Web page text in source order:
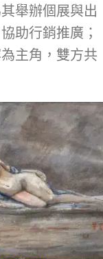
舉辦個展與出
助行銷推廣；
主角，雙方共